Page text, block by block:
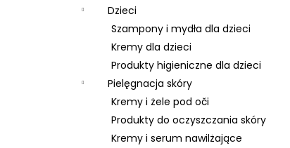
Dzieci
Szampony i mydła dla dzieci
Kremy dla dzieci
Produkty higieniczne dla dzieci
Pielęgnacja skóry
Kremy i żele pod oči
Produkty do oczyszczania skóry
Kremy i serum nawilżające